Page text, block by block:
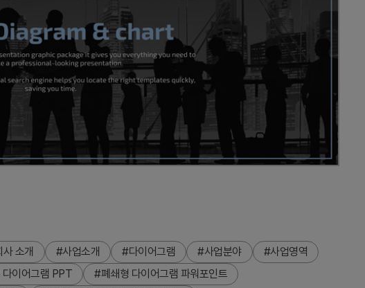
소개 #사업소개 #다이어그램 #사업분야
#사업영역
이어그램 PPT
#폐쇄형 다이어그램 파워포인트